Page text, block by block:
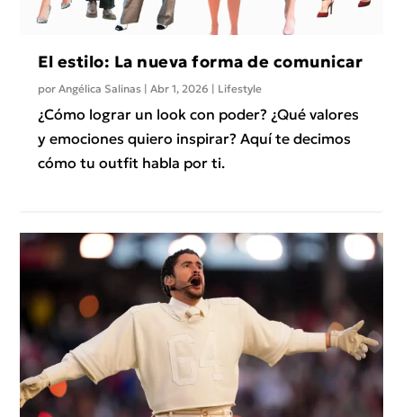
El estilo: La nueva forma de comunicar
porAngélica Salinas |Abr 1, 2026 | Lifestyle
¿Cómo lograr un look con poder? ¿Qué valores
y emociones quiero inspirar? Aquí te decimos
cómo tu outfit habla por ti.